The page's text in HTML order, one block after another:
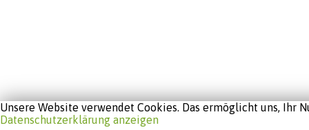
Unsere Website verwendet Cookies. Das ermöglicht uns,
Datenschutzerklärung anzeigen